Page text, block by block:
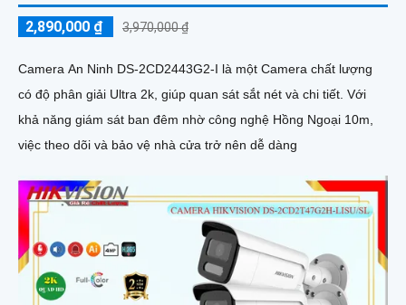
2,890,000 ₫ 3,970,000 ₫
Camera An Ninh DS-2CD2443G2-I là một Camera chất lượng
có độ phân giải Ultra 2k, giúp quan sát sắt nét và chi tiết. Với
khả năng giám sát ban đêm nhờ công nghệ Hồng Ngoại 10m,
việc theo dõi và bảo vệ nhà cửa trở nên dễ dàng